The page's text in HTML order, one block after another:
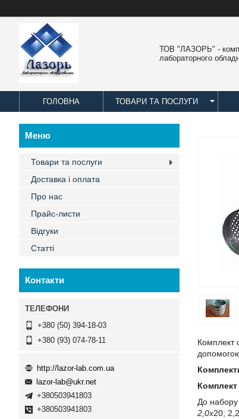
ТОВ "ЛАЗОРЬ" -
лабораторного
ГОЛОВНА ТОВАРИ ТА ПОСЛУГИ
Комплект
До
2,0х20;
Товари та послуги
Доставка і оплата
Про нас
Прайс-листи
Відгуки
Статті
Контакти
+380 (50) 394-18-03
+380 (93) 074-78-11
http://lazor-lab.com.ua
lazor-lab@ukr.net
+380503941803
+380503941803